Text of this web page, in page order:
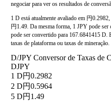
negociar para ver os resultados de
1 D está atualmente avaliado em 円
円1.49. Da mesma forma, 1 JPY pode
pode ser convertido para 167.6841415 D.
taxas de plataforma ou taxas de mineração.
D/JPY Conversor de Taxas de
DJPY
1 D円0.2982
2 D円0.5964
5 D円1.49